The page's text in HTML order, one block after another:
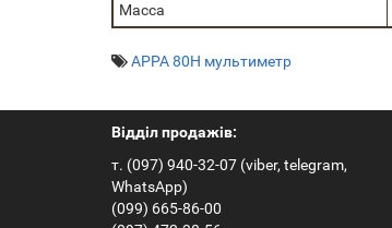
Масса
APPA 80H мультиметр
Відділ продажів:
т. (097) 940-32-07 (viber, telegram,
WhatsApp)
(099) 665-86-00